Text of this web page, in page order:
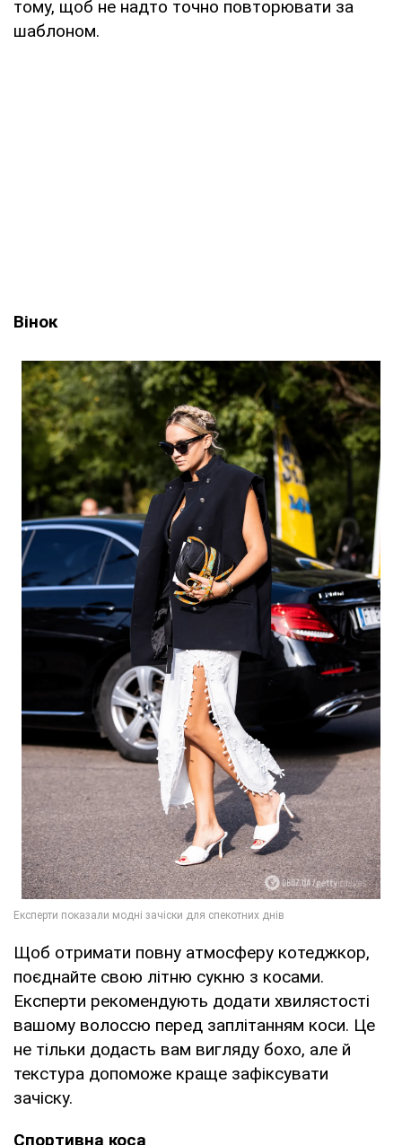
тому, щоб не надто точно повторювати за
шаблоном.
Вінок
Щоб отримати повну атмосферу котеджкор,
поєднайте свою літню сукню з косами.
Експерти рекомендують додати хвилястості
вашому волоссю перед заплітанням коси. Це
не тільки додасть вам вигляду бохо, але й
текстура допоможе краще зафіксувати
зачіску.
Спортивна коса